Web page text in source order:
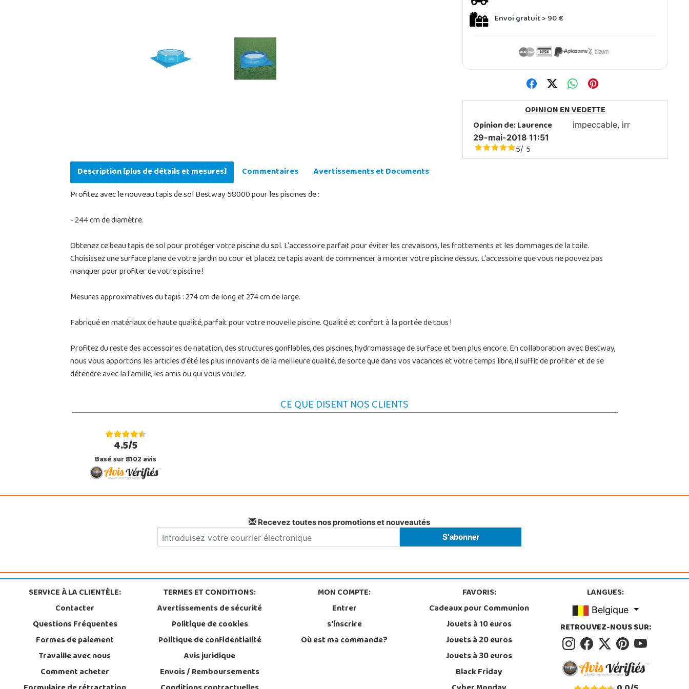
Envoi gratuit > 90 €
OPINION EN VEDETTE
Opinion de:Laurence
29-mai-2018 11:51
5/ 5
impeccable, irr
Description [plus de détails et mesures] Commentaires
Avertissements et Documents
Profitez avec le nouveau tapis de sol Bestway 58000 pour les piscines de :
- 244 cm de diamètre.
Obtenez ce beau tapis de sol pour protéger votre piscine du sol. L'accessoire parfait pour éviter les crevaisons, les frottements et les dommages de la toile.
Choisissez une surface plane de votre jardin ou cour et placez ce tapis avant de commencer à monter votre piscine dessus. L'accessoire que vous ne pouvez pas
manquer pour profiter de votre piscine !
Mesures approximatives du tapis : 274 cm de long et 274 cm de large.
Fabriqué en matériaux de haute qualité, parfait pour votre nouvelle piscine. Qualité et confort à la portée de tous !
Profitez du reste des accessoires de natation, des structures gonflables, des piscines, hydromassage de surface et bien plus encore. En collaboration avec Bestway,
nous vous apportons les articles d'été les plus innovants de la meilleure qualité, de sorte que dans vos vacances et votre temps libre, il suffit de profiter et de se
détendre avec la famille, les amis ou qui vous voulez.
CE QUE DISENT NOS CLIENTS
4.5/5
Basé sur 8102 avis
Recevez toutes nos promotions et nouveautés
SERVICE À LA CLIENTÈLE:
Contacter
Questions Fréquentes
Formes de paiement
Travaille avec nous
Comment acheter
TERMES ET CONDITIONS:
Avertissements de sécurité
Politique de cookies
Politique de confidentialité
Avis juridique
Envois / Remboursements
MON COMPTE:
Entrer
s'inscrire
Où est ma commande?
FAVORIS:
Cadeaux pour Communion
Jouets à 10 euros
Jouets à 20 euros
Jouets à 30 euros
Black Friday
LANGUES:
Belgique
RETROUVEZ-NOUS SUR: